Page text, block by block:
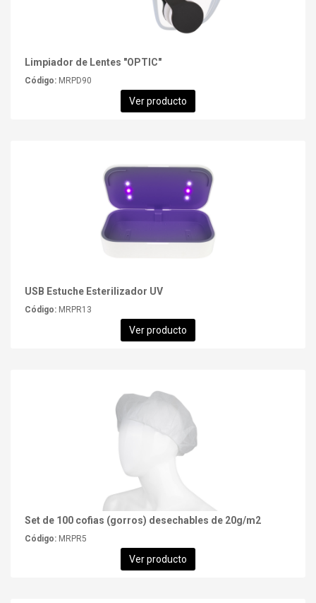
Limpiador de Lentes "OPTIC"
Código: MRPD90
Ver producto
USB Estuche Esterilizador UV
Código: MRPR13
Ver producto
Set de 100 cofias (gorros) desechables de 20g/m2
Código: MRPR5
Ver producto